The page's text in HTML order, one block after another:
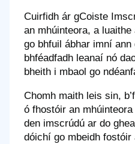
Cuirfidh ár gCoiste
an mhúinteora, a
go bhfuil ábhar imní ann
bhféadfadh leanaí nó
bheith i mbaol go
Chomh maith leis sin,
ó fhostóir an
den imscrúdú ar do
dóichí go mbeidh fostóir